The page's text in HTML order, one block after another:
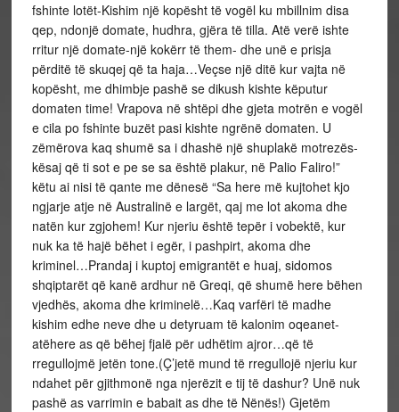
fshinte lotët-Kishim një kopësht të vogël ku mbillnim disa
qep, ndonjë domate, hudhra, gjëra të tilla. Atë verë ishte
rritur një domate-një kokërr të them- dhe unë e prisja
përditë të skuqej që ta haja…Veçse një ditë kur vajta në
kopësht, me dhimbje pashë se dikush kishte këputur
domaten time! Vrapova në shtëpi dhe gjeta motrën e vogël
e cila po fshinte buzët pasi kishte ngrënë domaten. U
zëmërova kaq shumë sa i dhashë një shuplakë motrezës-
kësaj që ti sot e pe se sa është plakur, në Palio Faliro!”
këtu ai nisi të qante me dënesë “Sa here më kujtohet kjo
ngjarje atje në Australinë e largët, qaj me lot akoma dhe
natën kur zgjohem! Kur njeriu është tepër i vobektë, kur
nuk ka të hajë bëhet i egër, i pashpirt, akoma dhe
kriminel…Prandaj i kuptoj emigrantët e huaj, sidomos
shqiptarët që kanë ardhur në Greqi, që shumë here bëhen
vjedhës, akoma dhe kriminelë…Kaq varfëri të madhe
kishim edhe neve dhe u detyruam të kalonim oqeanet-
atëhere as që bëhej fjalë për udhëtim ajror…që të
rregullojmë jetën tone.(Ç’jetë mund të rregullojë njeriu kur
ndahet për gjithmonë nga njerëzit e tij të dashur? Unë nuk
pashë as varrimin e babait as dhe të Nënës!) Gjetëm